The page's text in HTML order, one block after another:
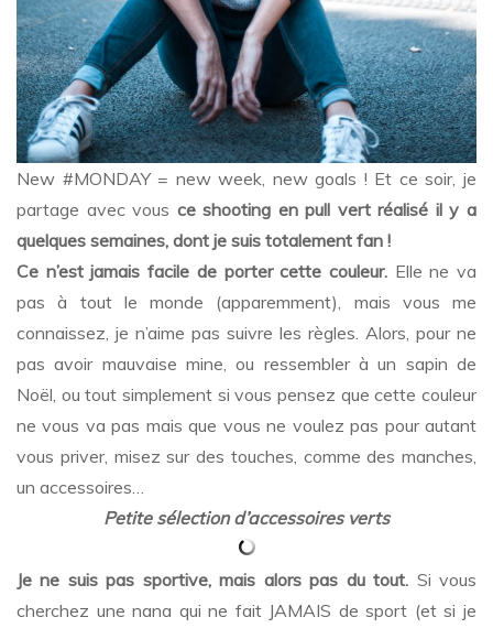
New #MONDAY = new week, new goals ! Et ce soir, je
partage avec vous ce shooting en pull vert réalisé il y a
quelques semaines, dont je suis totalement fan !
Ce n’est jamais facile de porter cette couleur.Elle ne va
pas à tout le monde (apparemment), mais vous me
connaissez, je n’aime pas suivre les règles. Alors, pour ne
pas avoir mauvaise mine, ou ressembler à un sapin de
Noël, ou tout simplement si vous pensez que cette couleur
ne vous va pas mais que vous ne voulez pas pour autant
vous priver, misez sur des touches, comme des manches,
un accessoires…
Petite sélection d’accessoires verts
Je ne suis pas sportive, mais alors pas du tout. Si vous
cherchez une nana qui ne fait JAMAIS de sport (et si je